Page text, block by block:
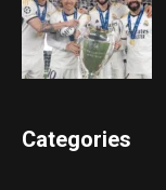
Categories